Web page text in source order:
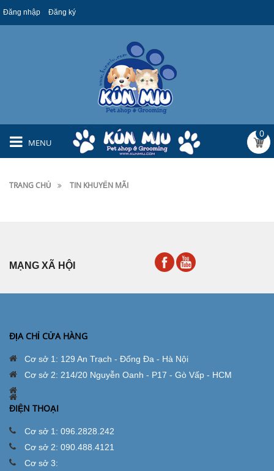
Đăng nhập Đăng ký
MENU
0
TRANG CHỦ TIN KHUYẾN MÃI
MẠNG XÃ HỘI
ĐỊA CHỈ CỬA HÀNG
Cơ sở 1: 129 An Trạch - Đống Đa - Hà Nội
Cơ sở 2: 214/20 Nguyễn Oanh - P17 - Gò Vấp - HCM
ĐIỆN THOẠI
Cơ sở 1: 096.2828.242
Cơ sở 2: 090.488.4121
Cơ sở 3: